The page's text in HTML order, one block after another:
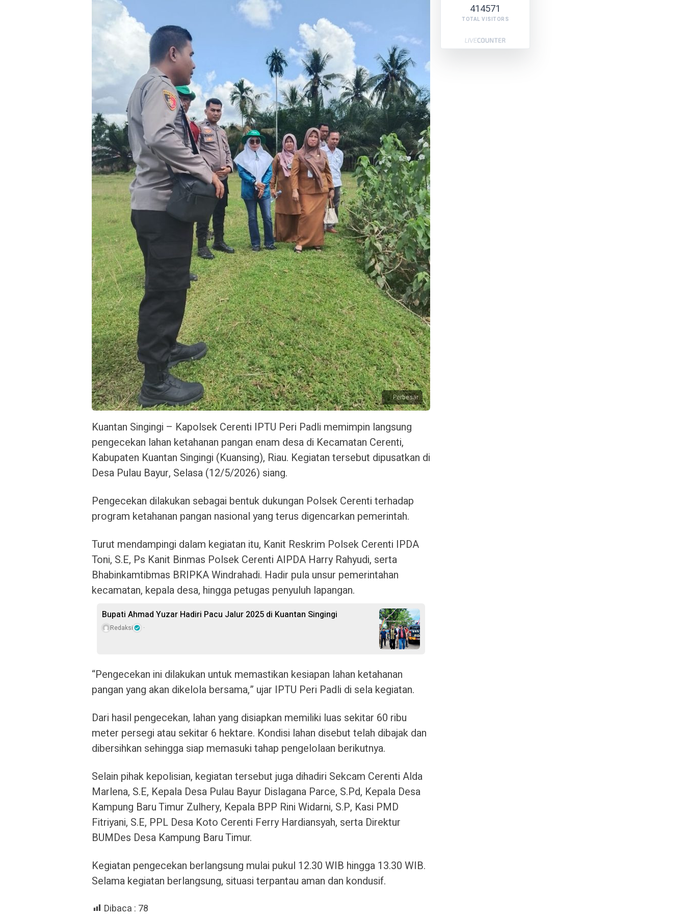
Perbesar
Kuantan Singingi – Kapolsek Cerenti IPTU Peri Padli memimpin langsung
pengecekan lahan ketahanan pangan enam desa di Kecamatan Cerenti,
Kabupaten Kuantan Singingi (Kuansing), Riau. Kegiatan tersebut dipusatkan di
Desa Pulau Bayur, Selasa (12/5/2026) siang.
Pengecekan dilakukan sebagai bentuk dukungan Polsek Cerenti terhadap
program ketahanan pangan nasional yang terus digencarkan pemerintah.
Turut mendampingi dalam kegiatan itu, Kanit Reskrim Polsek Cerenti IPDA
Toni, S.E, Ps Kanit Binmas Polsek Cerenti AIPDA Harry Rahyudi, serta
Bhabinkamtibmas BRIPKA Windrahadi. Hadir pula unsur pemerintahan
kecamatan, kepala desa, hingga petugas penyuluh lapangan.
Bupati Ahmad Yuzar Hadiri Pacu Jalur 2025 di Kuantan Singingi
Redaksi
“Pengecekan ini dilakukan untuk memastikan kesiapan lahan ketahanan
pangan yang akan dikelola bersama,” ujar IPTU Peri Padli di sela kegiatan.
Dari hasil pengecekan, lahan yang disiapkan memiliki luas sekitar 60 ribu
meter persegi atau sekitar 6 hektare. Kondisi lahan disebut telah dibajak dan
dibersihkan sehingga siap memasuki tahap pengelolaan berikutnya.
Selain pihak kepolisian, kegiatan tersebut juga dihadiri Sekcam Cerenti Alda
Marlena, S.E, Kepala Desa Pulau Bayur Dislagana Parce, S.Pd, Kepala Desa
Kampung Baru Timur Zulhery, Kepala BPP Rini Widarni, S.P, Kasi PMD
Fitriyani, S.E, PPL Desa Koto Cerenti Ferry Hardiansyah, serta Direktur
BUMDes Desa Kampung Baru Timur.
Kegiatan pengecekan berlangsung mulai pukul 12.30 WIB hingga 13.30 WIB.
Selama kegiatan berlangsung, situasi terpantau aman dan kondusif.
Dibaca : 78
414571
TOTAL VISITORS